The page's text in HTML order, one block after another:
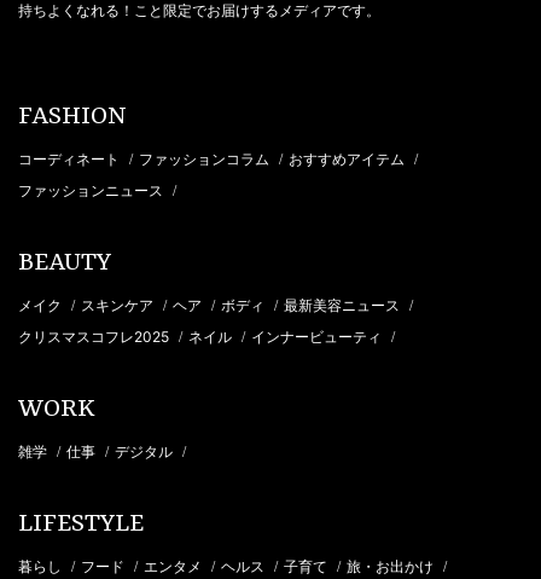
持ちよくなれる！こと限定でお届けするメディアです。
FASHION
コーディネート / ファッションコラム / おすすめアイテム /
ファッションニュース /
BEAUTY
メイク / スキンケア / ヘア / ボディ / 最新美容ニュース /
クリスマスコフレ2025 / ネイル / インナービューティ /
WORK
雑学 / 仕事 / デジタル /
LIFESTYLE
暮らし / フード / エンタメ / ヘルス / 子育て / 旅・お出かけ /